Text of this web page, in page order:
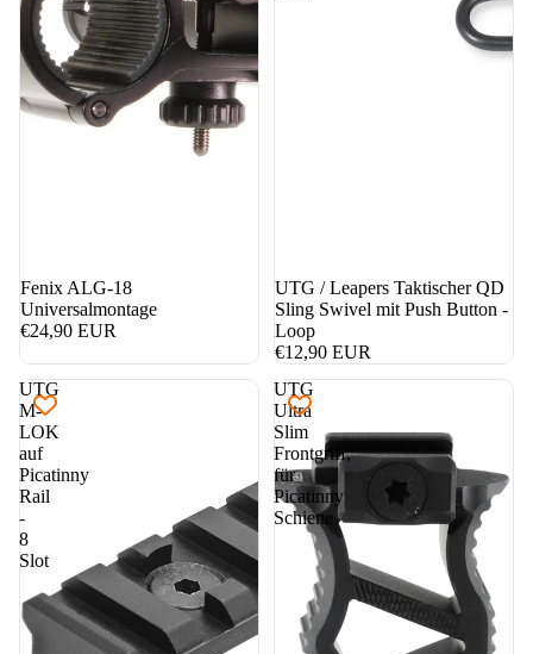
Fenix ALG-18
Universalmontage
€24,90 EUR
UTG / Leapers Taktischer QD
Sling Swivel mit Push Button -
Loop
€12,90 EUR
UTG
M-
LOK
auf
Picatinny
Rail
-
8
Slot
UTG
Ultra
Slim
Frontgriff,
für
Picatinny
Schiene